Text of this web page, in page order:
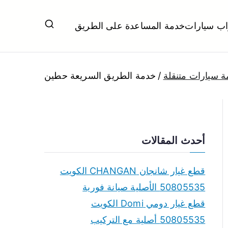
بطاريات بارخص الاسعار
سياراتخدمة المساعدة على الطريق
سيارات متنقلة خدمة الطريق السريعة حطين
أحدث المقالات
قطع غيار شانجان CHANGAN الكويت
50805535 الأصلية صيانة فورية
قطع غيار دومي Domi الكويت
50805535 أصلية مع التركيب